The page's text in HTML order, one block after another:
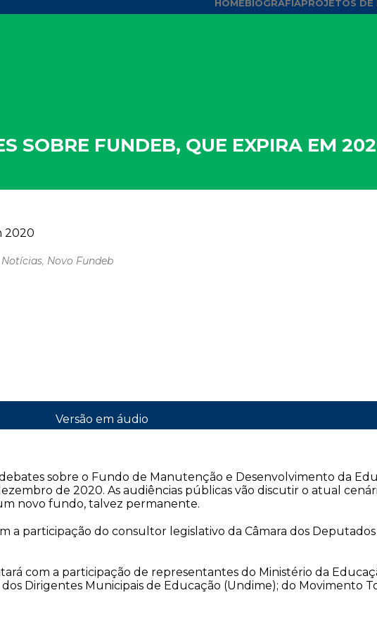
HOME BIOGRAFIAPROJETOS DE
SOBRE FUNDEB, QUE EXPIRA EM
Notícias, Novo Fundeb
Versão em áudio
sobre o Fundo de Manutenção e Desenvolvimento da
de 2020. As audiências públicas vão discutir o atual
novo fundo, talvez permanente.
a participação do consultor legislativo da Câmara dos
com a participação de representantes do Ministério da
Dirigentes Municipais de Educação (Undime); do Movimento